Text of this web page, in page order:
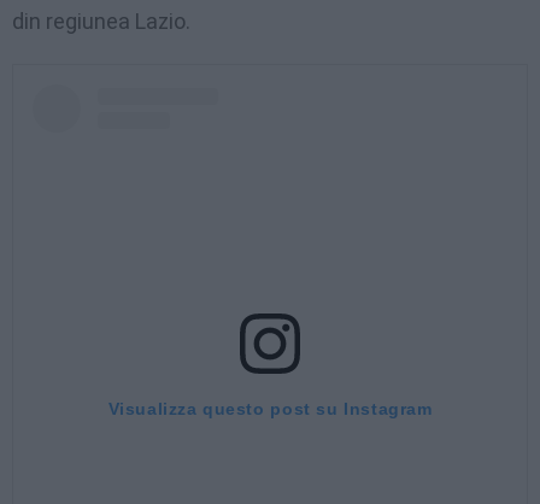
din regiunea Lazio.
Visualizza questo post su Instagram